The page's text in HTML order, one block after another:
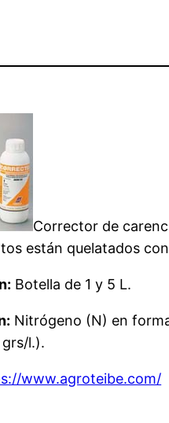
Corrector de
están quelatados
Botella de 1 y 5 L.
Nitrógeno (N) en
grs/l.).
www.agroteibe.com/